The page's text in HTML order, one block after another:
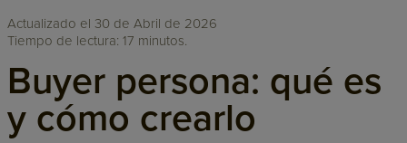
Actualizado el 30 de Abril de 2026
Tiempo de lectura: 17 minutos.
Buyer persona: qué es
y cómo crearlo